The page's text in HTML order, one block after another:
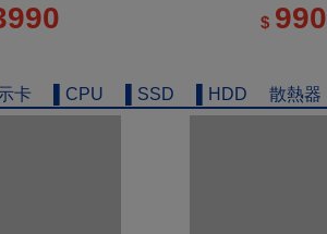
$ 990
卡 ▌CPU ▌SSD ▌HDD 散熱器